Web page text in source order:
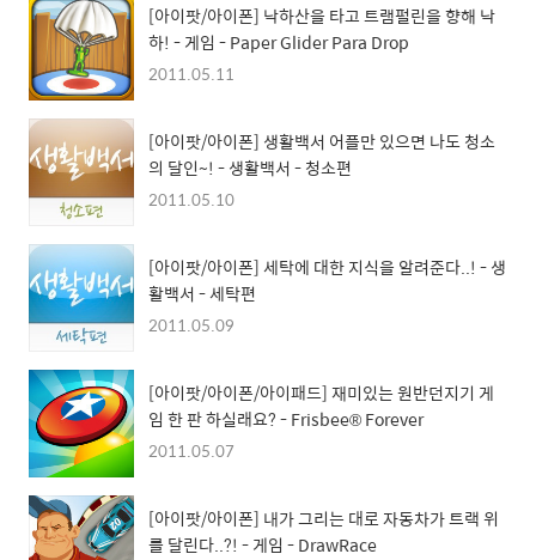
[아이팟/아이폰] 낙하산을 타고 트램펄린을 향해 낙
하! - 게임 - Paper Glider Para Drop
2011.05.11
[아이팟/아이폰] 생활백서 어플만 있으면 나도 청소
의 달인~! - 생활백서 - 청소편
2011.05.10
[아이팟/아이폰] 세탁에 대한 지식을 알려준다..! - 생
활백서 - 세탁편
2011.05.09
[아이팟/아이폰/아이패드] 재미있는 원반던지기 게
임 한 판 하실래요? - Frisbee® Forever
2011.05.07
[아이팟/아이폰] 내가 그리는 대로 자동차가 트랙 위
를 달린다..?! - 게임 - DrawRace